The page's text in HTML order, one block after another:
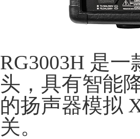
RG3003H 是
头，具有智能
的扬声器模拟
关。